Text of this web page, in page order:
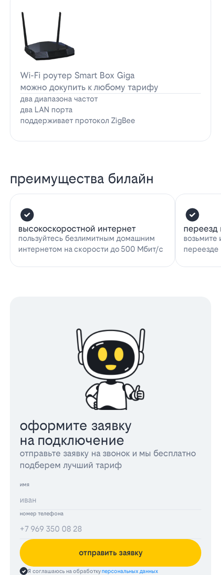
Wi-Fi роутер Smart Box Giga
можно докупить к любому тарифу
два диапазона частот
два LAN порта
поддерживает протокол ZigBee
преимущества билайн
высокоскоростной интернет
пользуйтесь безлимитным домашним
интернетом на скорости до 500 Мбит/с
переезд
возьмите
переезде
оформите заявку
на подключение
отправьте заявку на звонок и мы бесплатно
подберем лучший тариф
имя
номер телефона
отправить заявку
Я соглашаюсь на обработкуперсональных данных